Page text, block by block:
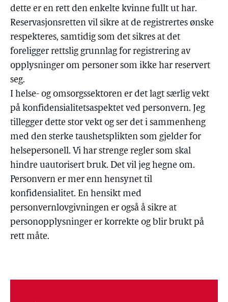
dette er en rett den enkelte kvinne fullt ut har.
Reservasjonsretten vil sikre at de registrertes ønske
respekteres, samtidig som det sikres at det
foreligger rettslig grunnlag for registrering av
opplysninger om personer som ikke har reservert
seg.
I helse- og omsorgssektoren er det lagt særlig vekt
på konfidensialitetsaspektet ved personvern. Jeg
tillegger dette stor vekt og ser det i sammenheng
med den sterke taushetsplikten som gjelder for
helsepersonell. Vi har strenge regler som skal
hindre uautorisert bruk. Det vil jeg hegne om.
Personvern er mer enn hensynet til
konfidensialitet. En hensikt med
personvernlovgivningen er også å sikre at
personopplysninger er korrekte og blir brukt på
rett måte.